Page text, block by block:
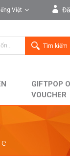
Việt
English
Tìm kiếm
GIFTPOP
VOUCHER